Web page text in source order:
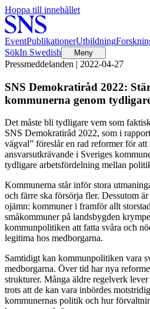
Hoppa till innehållet
EventPublikationerUtbildning
SökIn Swedish Meny
Pressmeddelanden | 2022-04-27
SNS Demokratiråd 2022:
kommunerna genom
Det måste bli tydligare vem som
SNS Demokratiråd 2022, som i
vägval” föreslår en rad reformer för att
ansvarsutkrävande i Sveriges
tydligare arbetsfördelning mellan
Kommunerna står inför stora
och färre ska försörja fler. Dessutom
ojämn: kommuner i framför allt
småkommuner på landsbygden
kommunpolitiken att fatta svåra och
legitima hos medborgarna.
Samtidigt kan kommunpolitiken vara
medborgarna. Över tid har nya
strukturer. Många äldre regelverk
trots att de kan vara inbördes
kommunernas politik och hur